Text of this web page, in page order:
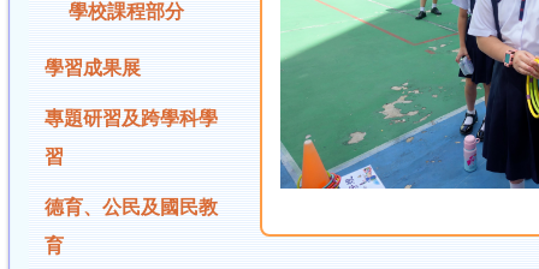
學校課程部分
學習成果展
專題研習及跨學科學
習
德育、公民及國民教
育